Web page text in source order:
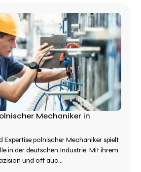
Mechaniker in
Expertise polnischer Mechaniker spielt
in der deutschen Industrie. Mit ihrem
und oft auc...